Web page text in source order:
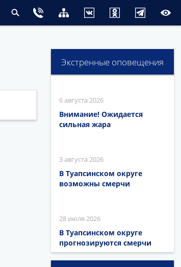
Экстренные оповещения
6 августа 2026
Внимание! Ожидается
сильная жара
3 августа 2026
В Туапсинском округе
возможны смерчи
28 июля 2026
В Туапсинском округе
прогнозируются смерчи